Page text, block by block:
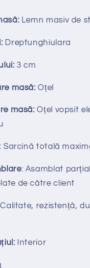
Lemn masiv de
Dreptunghiulara
3 cm
masă:Oțel
masă:Oțel vopsit
Sarcină totală
: Asamblat
de către client
rezistență,
Interior